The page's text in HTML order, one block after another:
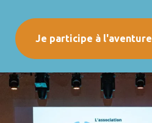
Je participe à l'aventure